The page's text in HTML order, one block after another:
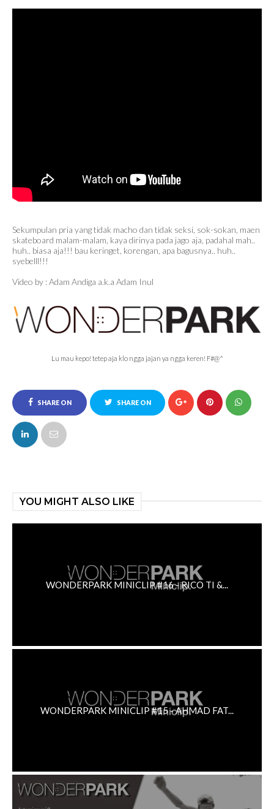
Sekumpulan pria yang tidak macho dan tidak seksi, sok-sokan, maen
skateboard malam-malam, kaya dirinya pada jago aja, padahal mah..
huh.. biasa aja!!! bau keringet, korengan, apa bagusnya.. huh..
syebelll!!!
Video by : Adam Andiga a.k.a Adam Inul
Lu mau kepo! tetep aja klo ngga jajan ya ngga keren! F#@^
SHARE ON
FACEBOOK
SHARE ON
YOU MIGHT ALSO LIKE
WONDERPARK MINICLIP #16 - RICO TI &...
WONDERPARK MINICLIP #15 - AHMAD FAT...